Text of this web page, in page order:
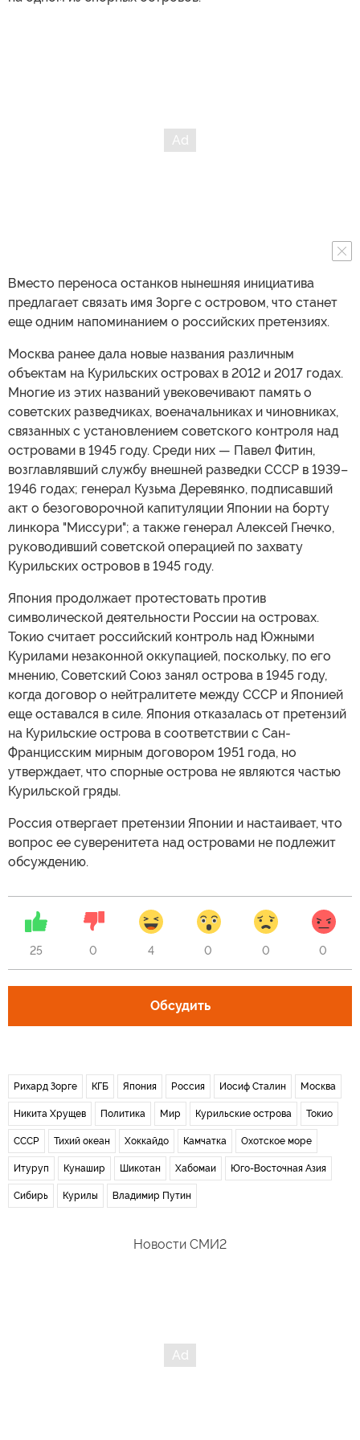
Вместо переноса останков нынешняя инициатива
предлагает связать имя Зорге с островом, что станет
еще одним напоминанием о российских претензиях.
Москва ранее дала новые названия различным
объектам на Курильских островах в 2012 и 2017 годах.
Многие из этих названий увековечивают память о
советских разведчиках, военачальниках и чиновниках,
связанных с установлением советского контроля над
островами в 1945 году. Среди них — Павел Фитин,
возглавлявший службу внешней разведки СССР в 1939–
1946 годах; генерал Кузьма Деревянко, подписавший
акт о безоговорочной капитуляции Японии на борту
линкора "Миссури"; а также генерал Алексей Гнечко,
руководивший советской операцией по захвату
Курильских островов в 1945 году.
Япония продолжает протестовать против
символической деятельности России на островах.
Токио считает российский контроль над Южными
Курилами незаконной оккупацией, поскольку, по его
мнению, Советский Союз занял острова в 1945 году,
когда договор о нейтралитете между СССР и Японией
еще оставался в силе. Япония отказалась от претензий
на Курильские острова в соответствии с Сан-
Францисским мирным договором 1951 года, но
утверждает, что спорные острова не являются частью
Курильской гряды.
Россия отвергает претензии Японии и настаивает, что
вопрос ее суверенитета над островами не подлежит
обсуждению.
25 0 4 0 0 0
Обсудить
Рихард Зорге КГБ Япония Россия Иосиф Сталин Москва
Никита Хрущев Политика Мир Курильские острова Токио
СССР Тихий океан Хоккайдо Камчатка Охотское море
Итуруп Кунашир Шикотан Хабомаи Юго-Восточная Азия
Сибирь Курилы Владимир Путин
Новости СМИ2